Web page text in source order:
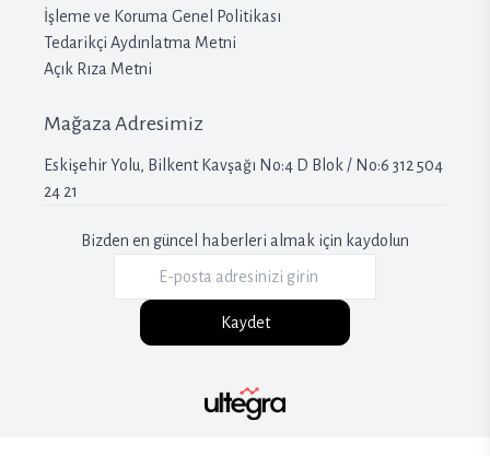
İşleme ve Koruma Genel Politikası
Tedarikçi Aydınlatma Metni
Açık Rıza Metni
Mağaza Adresimiz
Eskişehir Yolu, Bilkent Kavşağı No:4 D Blok / No:6 312 504
24 21
Bizden en güncel haberleri almak için kaydolun
Kaydet